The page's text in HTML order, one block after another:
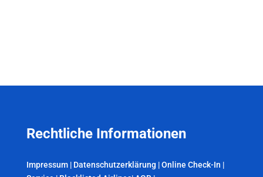
Rechtliche Informationen
Impressum| Datenschutzerklärung |Online Check-In |